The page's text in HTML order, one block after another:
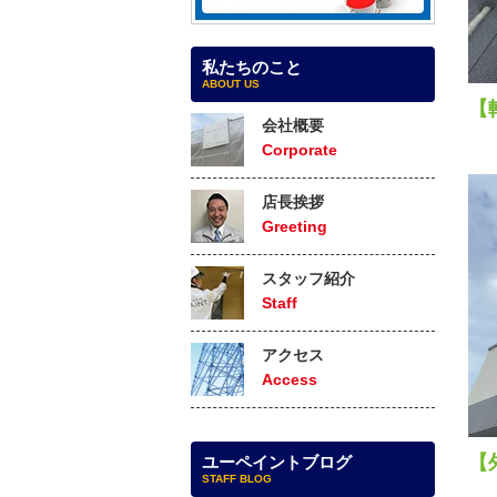
私たちのこと
ABOUT US
会社概要
Corporate
店長挨拶
Greeting
スタッフ紹介
Staff
アクセス
Access
ユーペイントブログ
STAFF BLOG